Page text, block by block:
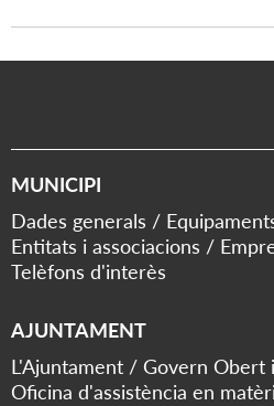
MUNICIPI
Dades generals
Entitats i associacions
Telèfons d'interès
AJUNTAMENT
L'Ajuntament
Govern Obert
Oficina d'assistència en